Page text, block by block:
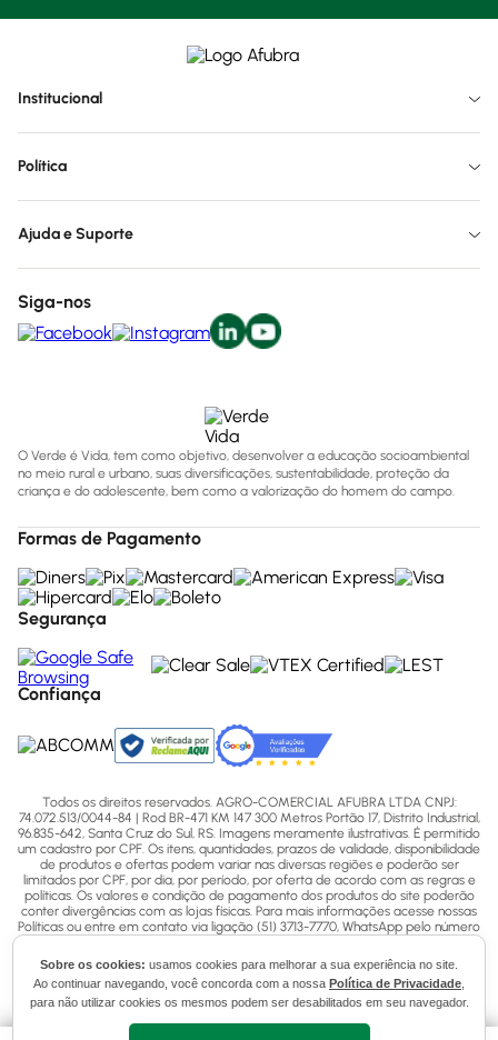
Sobre os cookies: usamos cookies para melhorar a sua experiência no site.
Ao continuar navegando, você concorda com a nossa Política de Privacidade
para não utilizar cookies os mesmos podem ser desabilitados em seu navegador.
Institucional
Política
Ajuda e Suporte
Siga-nos
O Verde é Vida, tem como objetivo, desenvolver a educação socioambiental
no meio rural e urbano, suas diversificações, sustentabilidade, proteção da
criança e do adolescente, bem como a valorização do homem do campo.
Formas de Pagamento
Segurança
Confiança
Todos os direitos reservados. AGRO-COMERCIAL AFUBRA LTDA CNPJ:
74.072.513/0044-84 | Rod BR-471 KM 147 300 Metros Portão 17, Distrito Industrial,
96.835-642, Santa Cruz do Sul, RS. Imagens meramente ilustrativas. É permitido
um cadastro por CPF. Os itens, quantidades, prazos de validade, disponibilidade
de produtos e ofertas podem variar nas diversas regiões e poderão ser
limitados por CPF, por dia, por período, por oferta de acordo com as regras e
políticas. Os valores e condição de pagamento dos produtos do site poderão
conter divergências com as lojas físicas. Para mais informações acesse nossas
Políticas ou entre em contato via ligação (51) 3713-7770, WhatsApp pelo número